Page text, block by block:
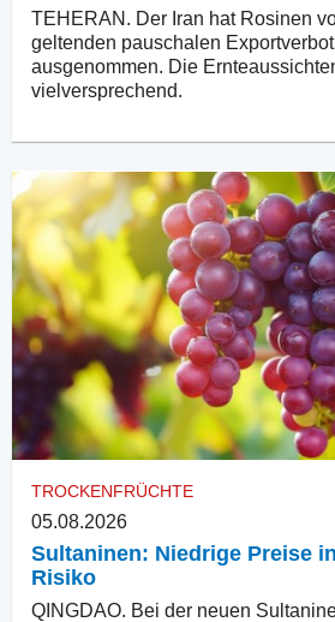
TEHERAN. Der Iran hat Rosinen
geltenden pauschalen
ausgenommen. Die
vielversprechend.
TROCKENFRÜCHTE
05.08.2026
Sultaninen: Niedrige Preise
Risiko
QINGDAO. Bei der neuen